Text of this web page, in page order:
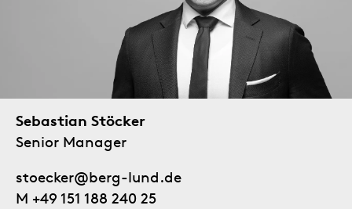
Sebastian Stöcker
Senior Manager
stoecker@berg-lund.de
M +49 151 188 240 25